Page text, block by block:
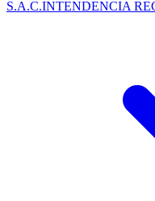
S.A.C.INTENDENCIA